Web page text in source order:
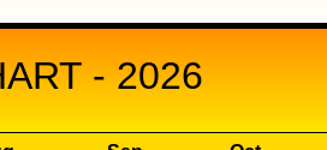
- 2026